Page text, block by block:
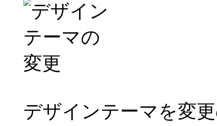
デザインテーマを変